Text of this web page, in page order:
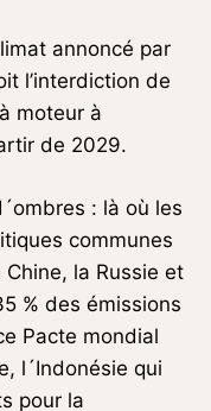
annoncé par
l’interdiction de
moteur à
de 2029.
: là où les
communes
la Russie et
% des émissions
Pacte mondial
l´Indonésie qui
pour la